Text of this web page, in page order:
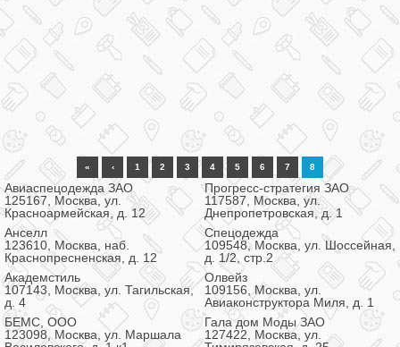
« ‹ 1 2 3 4 5 6 7 8
Авиаспецодежда ЗАО
125167, Москва, ул.
Красноармейская, д. 12
Прогресс-стратегия ЗАО
117587, Москва, ул.
Днепропетровская, д. 1
Анселл
123610, Москва, наб.
Краснопресненская, д. 12
Спецодежда
109548, Москва, ул. Шоссейная,
д. 1/2, стр.2
Академстиль
107143, Москва, ул. Тагильская,
д. 4
Олвейз
109156, Москва, ул.
Авиаконструктора Миля, д. 1
БЕМС, ООО
123098, Москва, ул. Маршала
Гала дом Моды ЗАО
127422, Москва, ул.